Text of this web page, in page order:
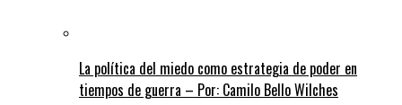
La política del miedo como estrategia de poder en
tiempos de guerra – Por: Camilo Bello Wilches